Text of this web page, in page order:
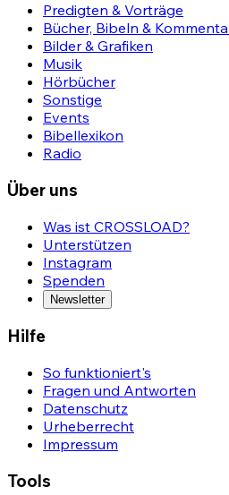
Predigten & Vorträge
Bücher, Bibeln &
Bilder & Grafiken
Musik
Hörbücher
Sonstige
Events
Bibellexikon
Radio
Über uns
Was ist CROSSLOAD?
Unterstützen
Instagram
Spenden
Newsletter
Hilfe
So funktioniert's
Fragen und Antworten
Datenschutz
Urheberrecht
Impressum
Tools